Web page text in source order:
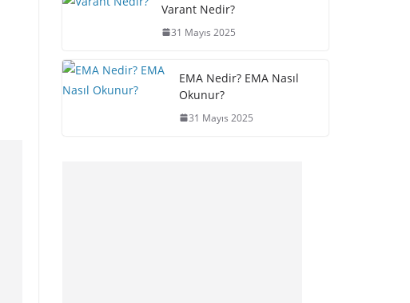
Varant Nedir?
31 Mayıs 2025
EMA Nedir? EMA Nasıl
Okunur?
31 Mayıs 2025